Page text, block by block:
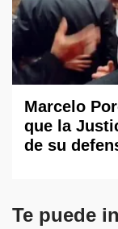
Marcelo
que la
de su
Te puede